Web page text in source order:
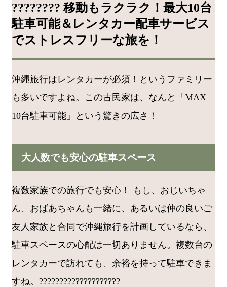
???????? 移動もラクラク！最大10台
駐車可能＆レンタカー配車サービス
でストレスフリーな旅を！
沖縄旅行はレンタカーが必須！というファミリー
も多いですよね。この古民家は、なんと「MAX
10台駐車可能」という驚きの広さ！
大人数でも安心の駐車スペース
複数家族での旅行でも安心！ もし、おじいちゃ
ん、おばあちゃんも一緒に、あるいは仲の良いご
友人家族と合同で沖縄旅行を計画しているなら、
駐車スペースの心配は一切ありません。複数台の
レンタカーで訪れても、余裕を持って駐車できま
すね。????️????‍????‍????‍????